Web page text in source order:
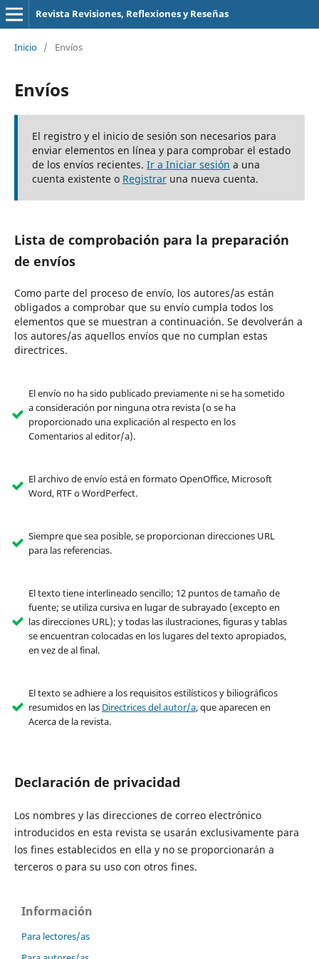
Revista Revisiones, Reflexiones y Reseñas
Inicio / Envíos
Envíos
El registro y el inicio de sesión son necesarios para
enviar elementos en línea y para comprobar el estado
de los envíos recientes. Ir a Iniciar sesión a una
cuenta existente o Registraruna nueva cuenta.
Lista de comprobación para la preparación
de envíos
Como parte del proceso de envío, los autores/as están
obligados a comprobar que su envío cumpla todos los
elementos que se muestran a continuación. Se devolverán a
los autores/as aquellos envíos que no cumplan estas
directrices.
El envío no ha sido publicado previamente ni se ha sometido
a consideración por ninguna otra revista (o se ha
proporcionado una explicación al respecto en los
Comentarios al editor/a).
El archivo de envío está en formato OpenOffice, Microsoft
Word, RTF o WordPerfect.
Siempre que sea posible, se proporcionan direcciones URL
para las referencias.
El texto tiene interlineado sencillo; 12 puntos de tamaño de
fuente; se utiliza cursiva en lugar de subrayado (excepto en
las direcciones URL); y todas las ilustraciones, figuras y tablas
se encuentran colocadas en los lugares del texto apropiados,
en vez de al final.
El texto se adhiere a los requisitos estilísticos y biliográficos
resumidos en las Directrices del autor/a, que aparecen en
Acerca de la revista.
Declaración de privacidad
Los nombres y las direcciones de correo electrónico
introducidos en esta revista se usarán exclusivamente para
los fines establecidos en ella y no se proporcionarán a
terceros o para su uso con otros fines.
Información
Para lectores/as